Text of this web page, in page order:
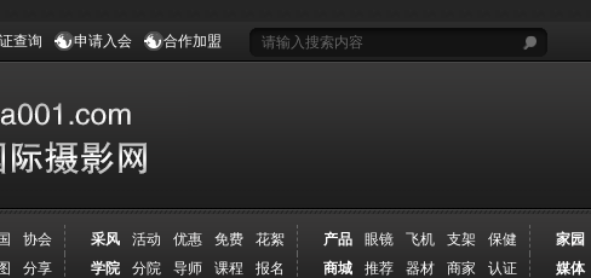
查询 申请入会 合作加盟
协会 采风 活动 优惠 免费 花絮 产品 眼镜 飞机 支架 保健 家园
分享 学院 分院 导师 课程 报名 商城 推荐 器材 商家 认证 媒体